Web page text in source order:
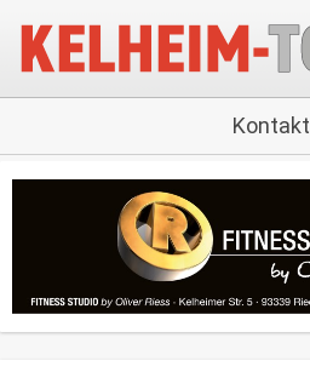
Kontakt